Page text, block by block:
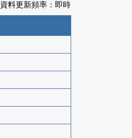
資料更新頻率：即時